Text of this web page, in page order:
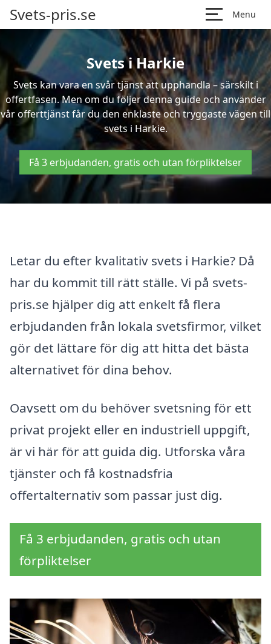
Svets-pris.se Menu
Svets i Harkie
Svets kan vara en svår tjänst att upphandla – särskilt i
offertfasen. Men om du följer denna guide och använder
vår offerttjänst får du den enklaste och tryggaste vägen till
svets i Harkie.
Få 3 erbjudanden, gratis och utan förpliktelser
Letar du efter kvalitativ svets i Harkie? Då
har du kommit till rätt ställe. Vi på svets-
pris.se hjälper dig att enkelt få flera
erbjudanden från lokala svetsfirmor, vilket
gör det lättare för dig att hitta det bästa
alternativet för dina behov.
Oavsett om du behöver svetsning för ett
privat projekt eller en industriell uppgift,
är vi här för att guida dig. Utforska våra
tjänster och få kostnadsfria
offertalternativ som passar just dig.
Få 3 erbjudanden, gratis och utan
förpliktelser